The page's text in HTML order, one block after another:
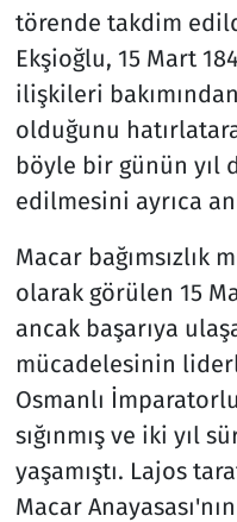
törende takdim
Ekşioğlu, 15 Mart
ilişkileri
olduğunu
böyle bir günün yıl
edilmesini ayrıca
Macar
olarak görülen 15
ancak başarıya
mücadelesinin
Osmanlı
sığınmış ve iki yıl
yaşamıştı. Lajos
Macar